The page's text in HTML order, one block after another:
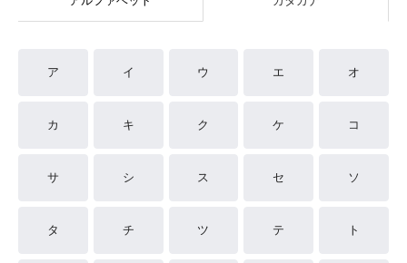
ア イ ウ エ オ
カ キ ク ケ コ
サ シ ス セ ソ
タ チ ツ テ ト